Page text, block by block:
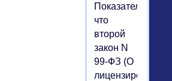
Показательно,
что
второй
закон N
99-ФЗ (О
лицензировании)